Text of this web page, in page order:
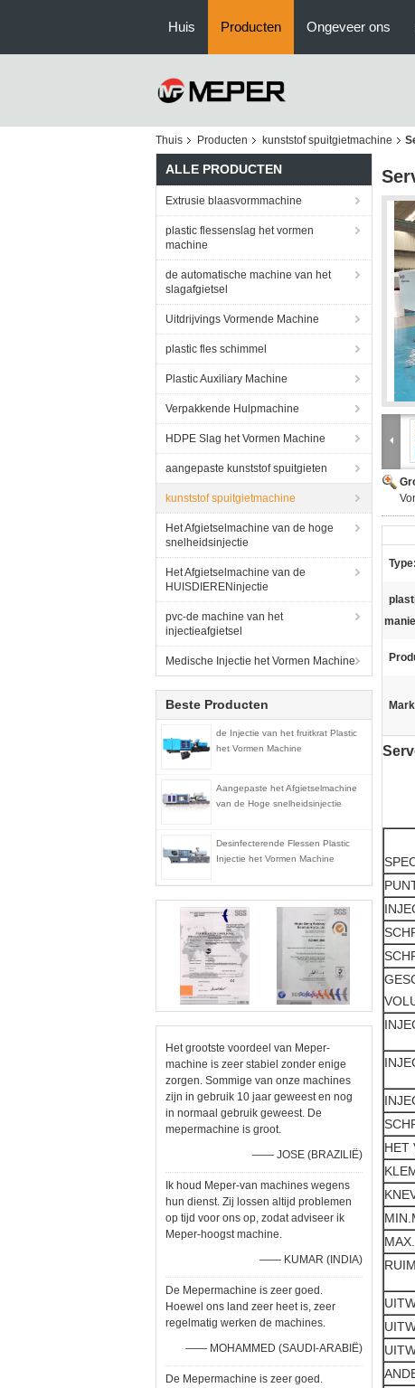
Huis Producten Ongeveer ons
Thuis Producten kunststof spuitgietmachine
ALLE PRODUCTEN
Extrusie blaasvormmachine
plastic flessenslag het vormen
machine
de automatische machine van het
slagafgietsel
Uitdrijvings Vormende Machine
plastic fles schimmel
Plastic Auxiliary Machine
Verpakkende Hulpmachine
HDPE Slag het Vormen Machine
aangepaste kunststof spuitgieten
kunststof spuitgietmachine
Het Afgietselmachine van de hoge
snelheidsinjectie
Het Afgietselmachine van de
HUISDIERENinjectie
pvc-de machine van het
injectieafgietsel
Medische Injectie het Vormen Machine
Beste Producten
de Injectie van het fruitkrat Plastic
het Vormen Machine
Aangepaste het Afgietselmachine
van de Hoge snelheidsinjectie
Desinfecterende Flessen Plastic
Injectie het Vormen Machine
Het grootste voordeel van Meper-
machine is zeer stabiel zonder enige
zorgen. Sommige van onze machines
zijn in gebruik 10 jaar geweest en nog
in normaal gebruik geweest. De
mepermachine is groot.
—— JOSE (BRAZILIË)
Ik houd Meper-van machines wegens
hun dienst. Zij lossen altijd problemen
op tijd voor ons op, zodat adviseer ik
Meper-hoogst machine.
—— KUMAR (INDIA)
De Mepermachine is zeer goed.
Hoewel ons land zeer heet is, zeer
regelmatig werken de machines.
—— MOHAMMED (SAUDI-ARABIË)
De Mepermachine is zeer goed.
Type:
HET